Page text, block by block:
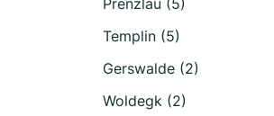
Prenzlau (5)
Templin (5)
Gerswalde (2)
Woldegk (2)